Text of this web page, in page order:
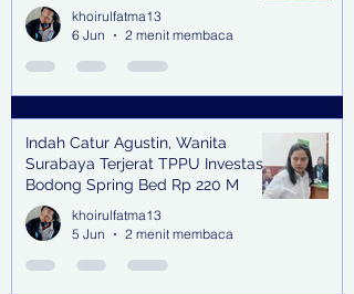
khoirulfatma13
6 Jun
2 menit membaca
Indah Catur Agustin, Wanita
Surabaya Terjerat TPPU Investasi
Bodong Spring Bed Rp 220 M
khoirulfatma13
5 Jun
2 menit membaca